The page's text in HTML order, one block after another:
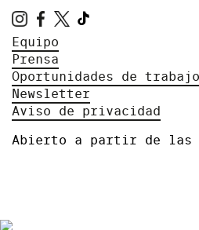
Equipo
Prensa
Oportunidades de
Newsletter
Aviso de privacidad
Abierto a partir de las